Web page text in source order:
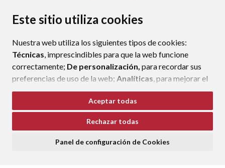
Este sitio utiliza cookies
Nuestra web utiliza los siguientes tipos de cookies:
Técnicas, imprescindibles para que la web funcione
correctamente; De personalización, para recordar sus
preferencias de uso de la web; Analíticas, para mejorar el
funcionamiento de la web y sus servicios.
Si acepta pulsando el botón“Aceptar todas”
consideramos que acepta su uso. Si pulsa el botón
ninguna acción, se guardarán las cookies técnicas
Aceptar todas
Rechazar todas
Panel de configuración de Cookies
PROTECCIÓN DE DATOS
POLÍTICA DE COOKIES